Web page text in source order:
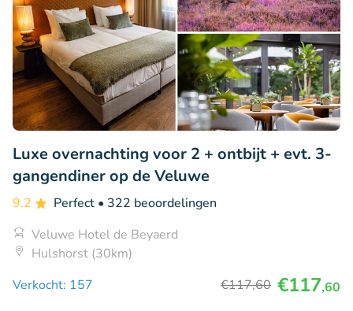
Luxe overnachting voor 2 + ontbijt + evt. 3-
gangendiner op de Veluwe
9.2 Perfect • 322 beoordelingen
Veluwe Hotel de Beyaerd
Hulshorst (30km)
Verkocht: 157
€117,60 €117,60